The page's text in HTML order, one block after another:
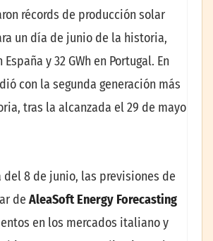
récords de producción solar
un día de junio de la historia,
España y 32 GWh en Portugal. En
con la segunda generación más
tras la alcanzada el 29 de mayo
del 8 de junio, las previsiones de
de AleaSoft Energy Forecasting
en los mercados italiano y